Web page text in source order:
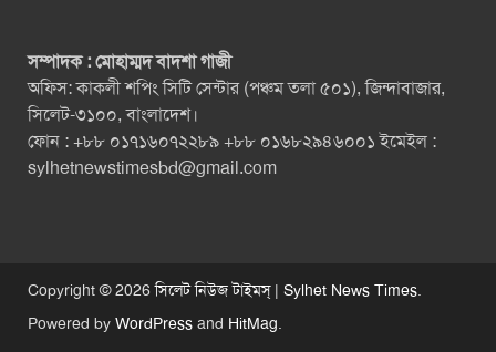
সম্পাদক : মোহাম্মদ বাদশা গাজী
অফিস: কাকলী শপিং সিটি সেন্টার (পঞ্চম তলা ৫০১), জিন্দাবাজার,
সিলেট-৩১০০, বাংলাদেশ।
ফোন : +৮৮ ০১৭১৬০৭২২৮৯ +৮৮ ০১৬৮২৯৪৬০০১ ইমেইল :
sylhetnewstimesbd@gmail.com
Copyright © 2026সিলেট নিউজ টাইমস্ | Sylhet News Times.
Powered by WordPress and HitMag.